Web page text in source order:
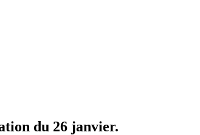
du 26 janvier.